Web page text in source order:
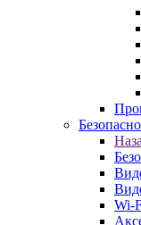
Wi-